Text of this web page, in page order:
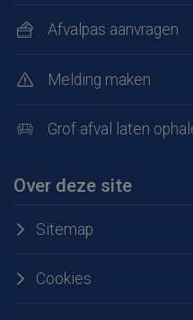
Afvalpas aanvragen
Melding maken
Grof afval laten
Over deze site
Sitemap
Cookies